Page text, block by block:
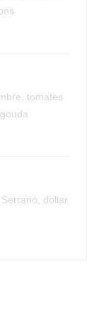
tomates
dollar